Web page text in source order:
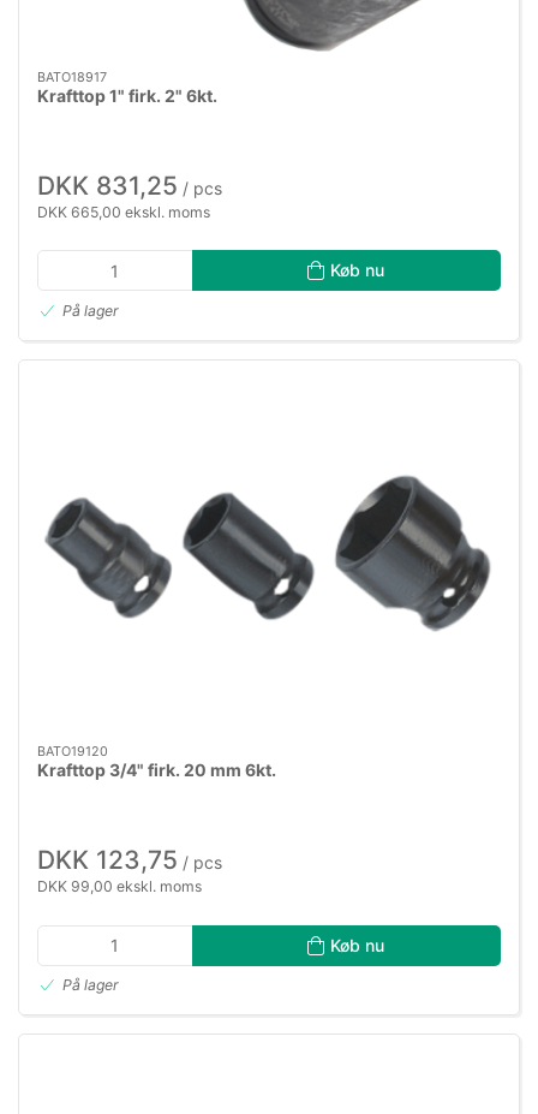
BATO18917
Krafttop 1" firk. 2" 6kt.
DKK 831,25 / pcs
DKK 665,00 ekskl. moms
Køb nu
På lager
BATO19120
Krafttop 3/4" firk. 20 mm 6kt.
DKK 123,75 / pcs
DKK 99,00 ekskl. moms
Køb nu
På lager